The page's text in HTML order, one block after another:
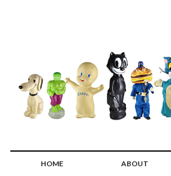
HOME ABOUT